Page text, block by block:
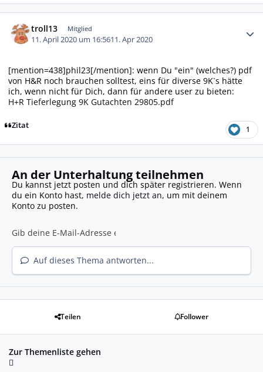
troll13 Mitglied
11. April 2020 um 16:5611. Apr 2020
[mention=438]phil23[/mention]: wenn Du "ein" (welches?) pdf
von H&R noch brauchen solltest, eins für diverse 9K`s hätte
ich, wenn nicht für Dich, dann für andere user zu bieten:
H+R Tieferlegung 9K Gutachten 29805.pdf
Zitat 1
An der Unterhaltung teilnehmen
Du kannst jetzt posten und dich später registrieren. Wenn
du ein Konto hast, melde dich jetzt an, um mit deinem
Konto zu posten.
Auf dieses Thema antworten...
Teilen Follower
Zur Themenliste gehen